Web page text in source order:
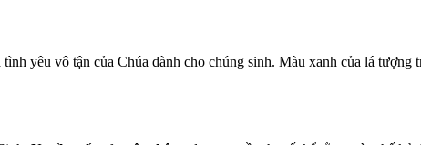
yêu vô tận của Chúa dành cho chúng sinh. Màu xanh của lá